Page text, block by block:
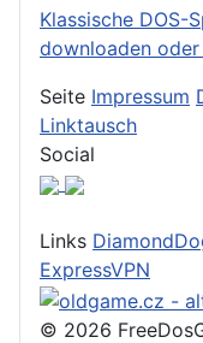
Klassische DOS-
downloaden
Seite Impressum
Linktausch
Social
Links
ExpressVPN
© 2026